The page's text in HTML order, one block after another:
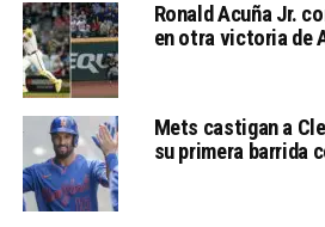
Ronald Acuña Jr.
en otra victoria de
Mets castigan a
su primera barrida